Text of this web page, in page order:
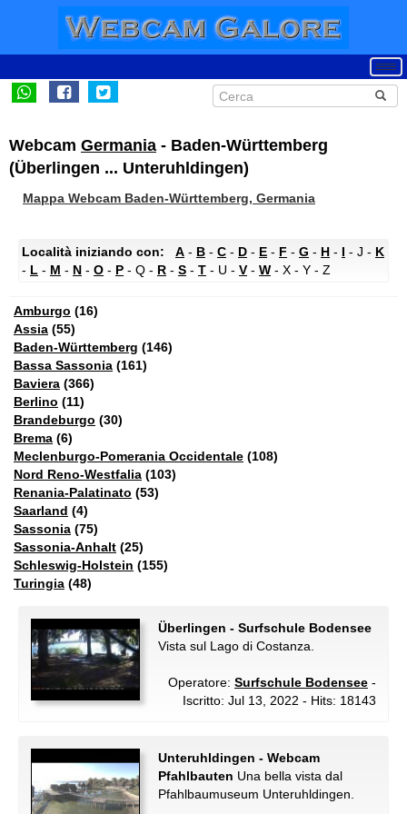
Webcam Germania - Baden-Württemberg
(Überlingen ... Unteruhldingen)
Mappa Webcam Baden-Württemberg, Germania
Località iniziando con: A - B - C - D - E - F - G - H - I - J - K
- L - M - N - O - P - Q - R - S - T - U - V- W - X - Y - Z
Amburgo (16)
Assia (55)
Baden-Württemberg (146)
Bassa Sassonia (161)
Baviera (366)
Berlino (11)
Brandeburgo (30)
Brema (6)
Meclenburgo-Pomerania Occidentale (108)
Nord Reno-Westfalia (103)
Renania-Palatinato (53)
Saarland (4)
Sassonia (75)
Sassonia-Anhalt (25)
Schleswig-Holstein (155)
Turingia (48)
Überlingen - Surfschule Bodensee
Vista sul Lago di Costanza.
Operatore: Surfschule Bodensee -
Iscritto: Jul 13, 2022 - Hits: 18143
Unteruhldingen - Webcam
Pfahlbauten Una bella vista dal
Pfahlbaumuseum Unteruhldingen.